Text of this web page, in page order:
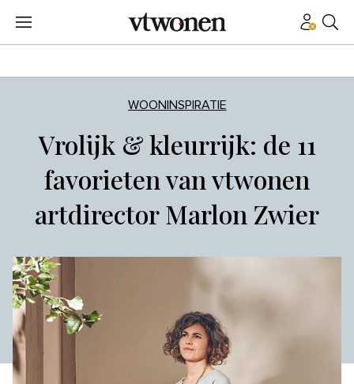
WOONINSPIRATIE
Vrolijk & kleurrijk: de 11
favorieten van vtwonen
artdirector Marlon Zwier